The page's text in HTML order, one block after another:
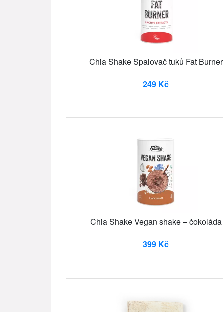
Chia Shake Spalovač tuků Fat Burner
249 Kč
Chia Shake Vegan shake – čokoláda
399 Kč